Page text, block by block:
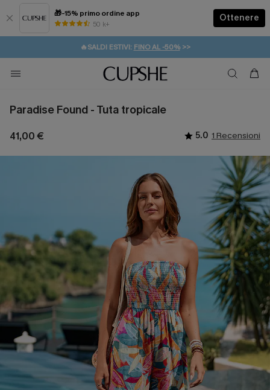
🎁-15% primo ordine app
50 k+
Ottenere
⚡️-15% SUGLI ESSENZIALI DA VACANZA | ACQUISTA
🔥SALDI ESTIVI: FINO AL -50%>>
🚚SPEDIZIONE GRATUITA DA 49€
💌REGALO PER I NUOVI: 20% DI SCONTO*
Paradise Found - Tuta tropicale
41,00 € 5.0 1 Recensioni